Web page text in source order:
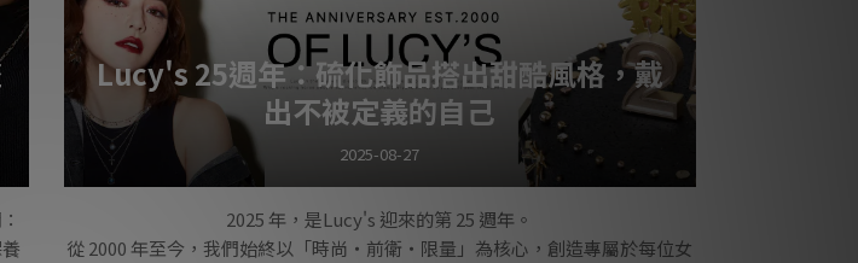
Lucy's 25週年：硫化飾品搭出甜酷風格，戴
出不被定義的自己
2025-08-27
2025 年，是Lucy's 迎來的第 25 週年。
從 2000 年至今，我們始終以「時尚・前衛・限量」為核心，創造專屬於每位女